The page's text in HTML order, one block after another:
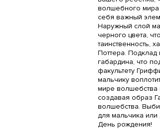
волшебного мира
себя важный
Наружный слой
черного цвета,
таинственность,
Поттера.
габардина, что
факультету
мальчику
мире волшебства
создавая образ
волшебства.
для мальчика
День рождения!